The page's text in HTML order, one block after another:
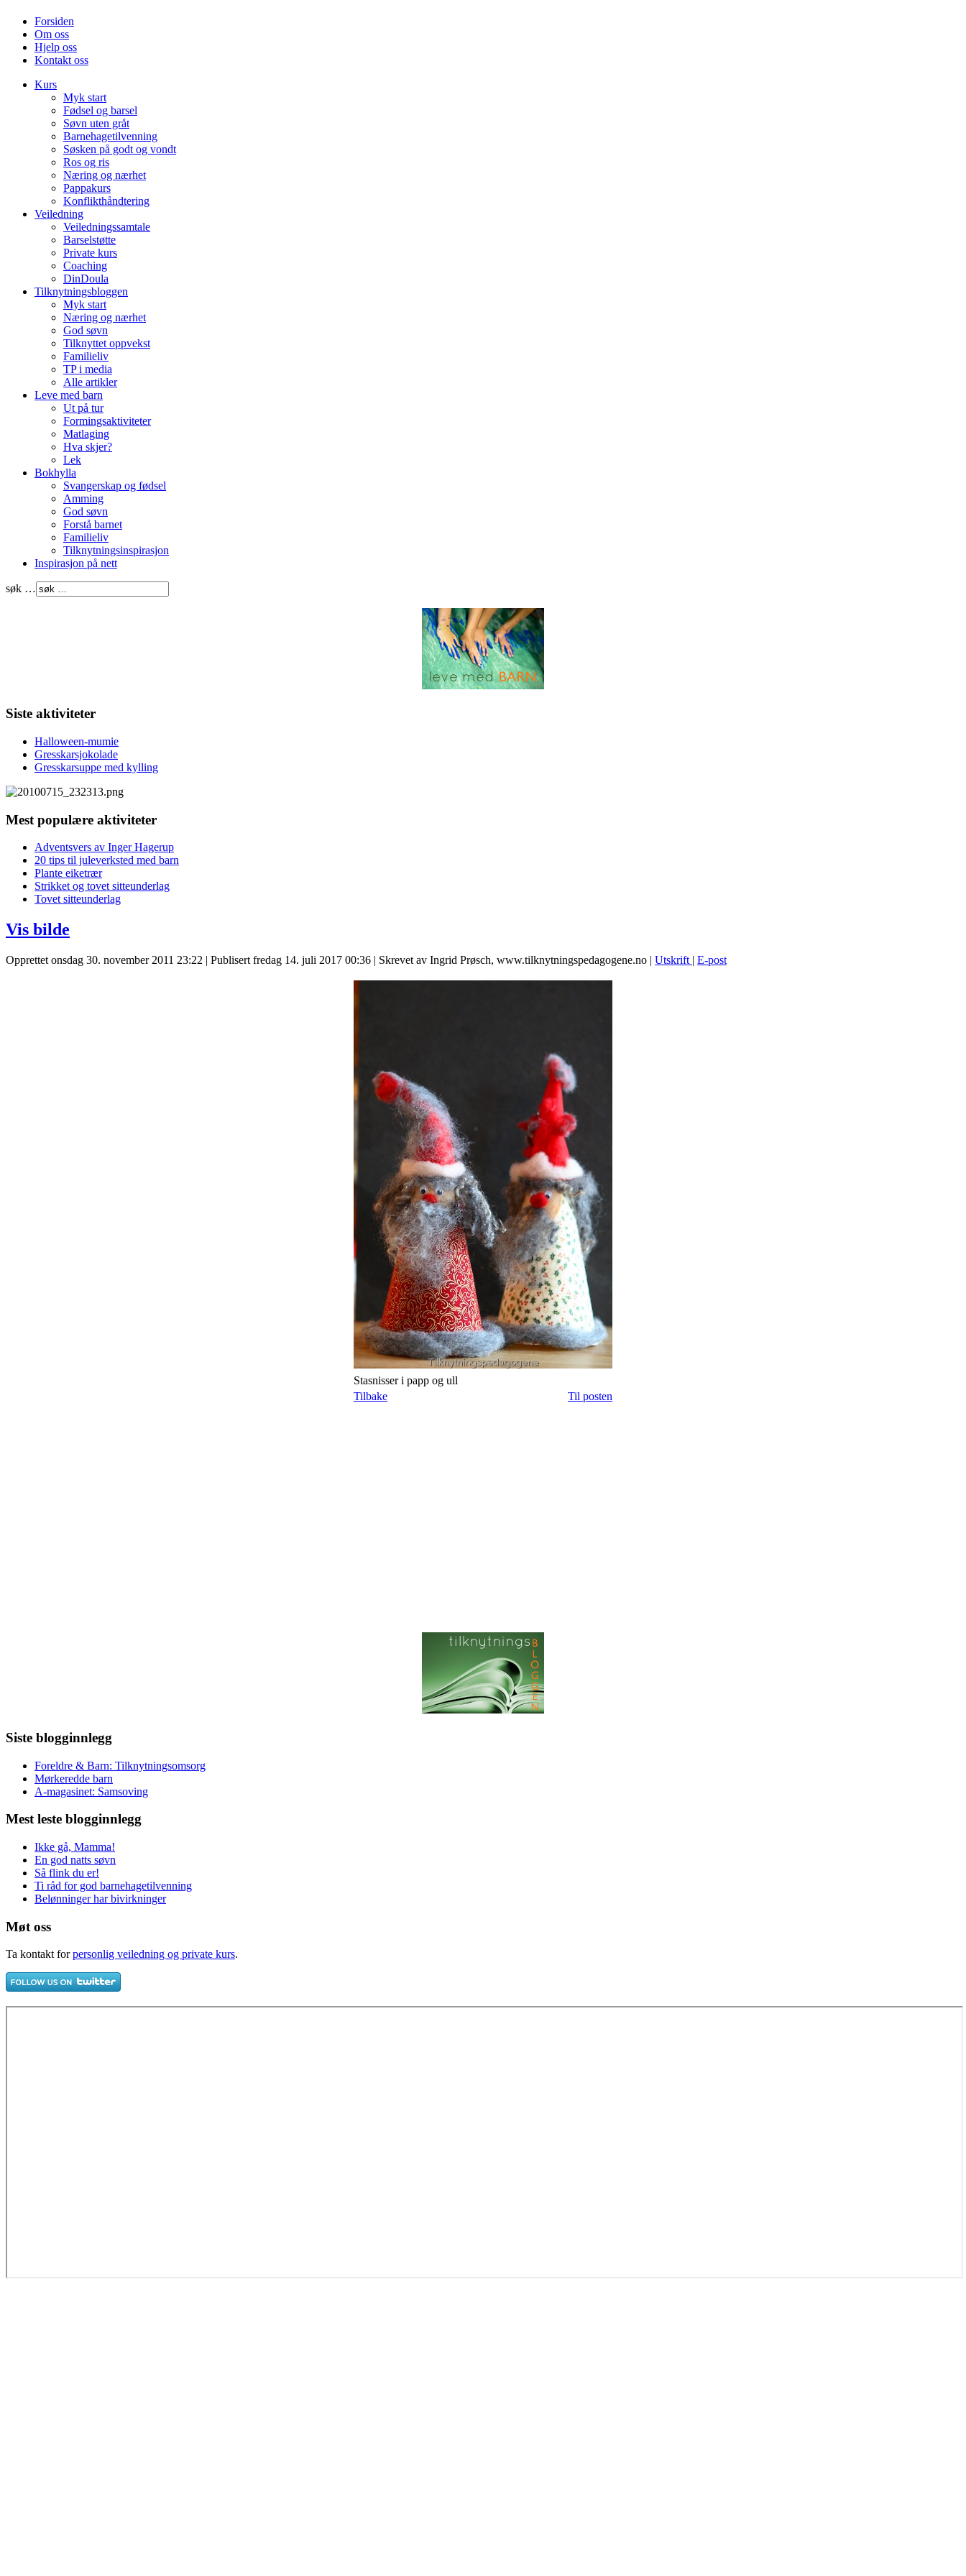
Forsiden
Om oss
Hjelp oss
Kontakt oss
Kurs
Myk start
Fødsel og barsel
Søvn uten gråt
Barnehagetilvenning
Søsken på godt og vondt
Ros og ris
Næring og nærhet
Pappakurs
Konflikthåndtering
Veiledning
Veiledningssamtale
Barselstøtte
Private kurs
Coaching
DinDoula
Tilknytningsbloggen
Myk start
Næring og nærhet
God søvn
Tilknyttet oppvekst
Familieliv
TP i media
Alle artikler
Leve med barn
Ut på tur
Formingsaktiviteter
Matlaging
Hva skjer?
Lek
Bokhylla
Svangerskap og fødsel
Amming
God søvn
Forstå barnet
Familieliv
Tilknytningsinspirasjon
Inspirasjon på nett
søk …
Siste aktiviteter
Halloween-mumie
Gresskarsjokolade
Gresskarsuppe med kylling
Mest populære aktiviteter
Adventsvers av Inger Hagerup
20 tips til juleverksted med barn
Plante eiketrær
Strikket og tovet sitteunderlag
Tovet sitteunderlag
Vis bilde
Opprettet onsdag 30. november 2011 23:22 | Publisert fredag 14. juli 2017 00:36 | Skrevet av Ingrid Prøsch, www.tilknytningspedagogene.no | Utskrift | E-post
Stasnisser i papp og ull
Tilbake
Til posten
Siste blogginnlegg
Foreldre & Barn: Tilknytningsomsorg
Mørkeredde barn
A-magasinet: Samsoving
Mest leste blogginnlegg
Ikke gå, Mamma!
En god natts søvn
Så flink du er!
Ti råd for god barnehagetilvenning
Belønninger har bivirkninger
Møt oss
Ta kontakt forpersonlig veiledning og private kurs.